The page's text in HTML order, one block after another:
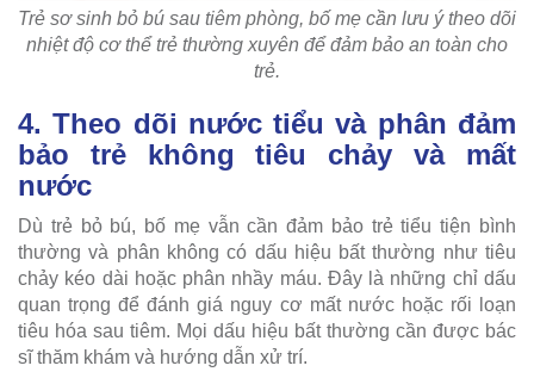
Trẻ sơ sinh bỏ bú sau tiêm phòng, bố mẹ cần lưu ý theo dõi
nhiệt độ cơ thể trẻ thường xuyên để đảm bảo an toàn cho
trẻ.
4. Theo dõi nước tiểu và phân đảm
bảo trẻ không tiêu chảy và mất
nước
Dù trẻ bỏ bú, bố mẹ vẫn cần đảm bảo trẻ tiểu tiện bình
thường và phân không có dấu hiệu bất thường như tiêu
chảy kéo dài hoặc phân nhầy máu. Đây là những chỉ dấu
quan trọng để đánh giá nguy cơ mất nước hoặc rối loạn
tiêu hóa sau tiêm. Mọi dấu hiệu bất thường cần được bác
sĩ thăm khám và hướng dẫn xử trí.